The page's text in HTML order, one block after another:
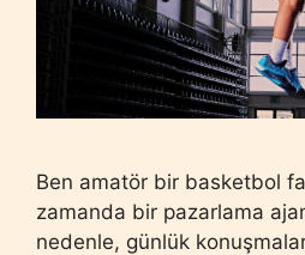
Ben amatör bir basketbol
zamanda bir pazarlama
nedenle, günlük